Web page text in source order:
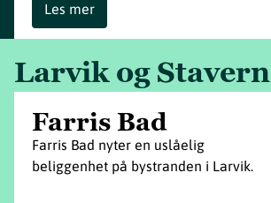
Les mer
Larvik og Stavern
Farris Bad
Farris Bad nyter en uslåelig
beliggenhet på bystranden i Larvik.